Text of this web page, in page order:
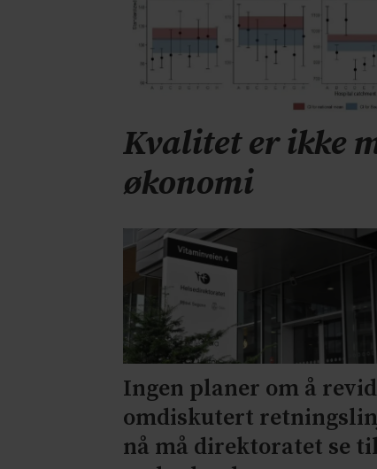
Kvalitet er ikke
økonomi
Ingen planer om å
omdiskutert
nå må direktoratet se